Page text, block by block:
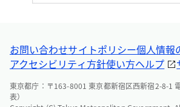
お問い合わせサイトポリシー個人情報
アクセシビリティ方針使い方ヘルプ
東京都庁：〒163-8001 東京都新宿区西新宿2-8-1
表）